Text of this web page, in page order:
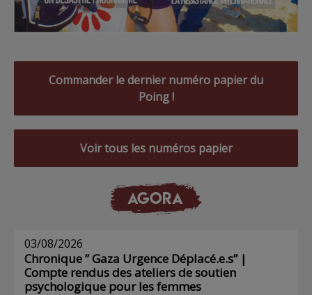
Commander le dernier numéro papier du
Poing !
Voir tous les numéros papier
AGORA
03/08/2026
Chronique ” Gaza Urgence Déplacé.e.s” |
Compte rendus des ateliers de soutien
psychologique pour les femmes